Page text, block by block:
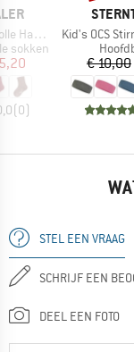
look
sokken
prijs
(0)
MERK
Artikel
Kid's OCS
€ 10,00
STEL EEN VRAAG
SCHRIJF EEN
DEEL EEN FOTO